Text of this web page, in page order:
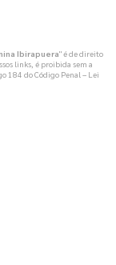
Ibirapuera" é de direito
links, é proibida sem a
184 do Código Penal – Lei